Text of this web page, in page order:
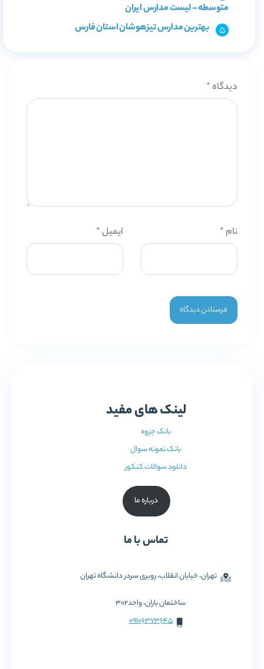
متوسطه – لیست مدارس ایران
بهترین مدارس تیزهوشان استان فارس
دیدگاه *
نام * ایمیل*
لینک های مفید
بانک جزوه
بانک نمونه سوال
دانلود سوالات کنکور
درباره ما
تماس با ما
تهران، خیابان انقلاب، روبری سردر دانشگاه تهران
ساختمان باران، واحد302
09106373645